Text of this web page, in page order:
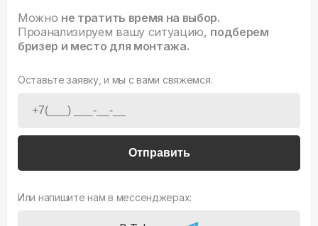
Можно не тратить время на выбор.
Проанализируем вашу ситуацию, подберем
бризер и место для монтажа.
Оставьте заявку, и мы с вами свяжемся.
Отправить
Или напишите нам в мессенджерах: